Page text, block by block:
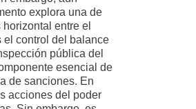
explora una de
entre el
el control del balance
pública del
esencial de
de sanciones. En
acciones del poder